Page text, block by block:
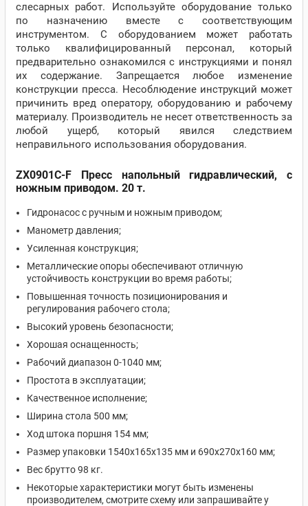
слесарных работ. Используйте оборудование только
по назначению вместе с соответствующим
инструментом. С оборудованием может работать
только квалифицированный персонал, который
предварительно ознакомился с инструкциями и понял
их содержание. Запрещается любое изменение
конструкции пресса. Несоблюдение инструкций может
причинить вред оператору, оборудованию и рабочему
материалу. Производитель не несет ответственность за
любой ущерб, который явился следствием
неправильного использования оборудования.
ZX0901C-F Пресс напольный гидравлический, с
ножным приводом. 20 т.
Гидронасос с ручным и ножным приводом;
Манометр давления;
Усиленная конструкция;
Металлические опоры обеспечивают отличную
устойчивость конструкции во время работы;
Повышенная точность позиционирования и
регулирования рабочего стола;
Высокий уровень безопасности;
Хорошая оснащенность;
Рабочий диапазон 0-1040 мм;
Простота в эксплуатации;
Качественное исполнение;
Ширина стола 500 мм;
Ход штока поршня 154 мм;
Размер упаковки 1540х165х135 мм и 690х270х160 мм;
Вес брутто 98 кг.
Некоторые характеристики могут быть изменены
производителем, смотрите схему или запрашивайте у